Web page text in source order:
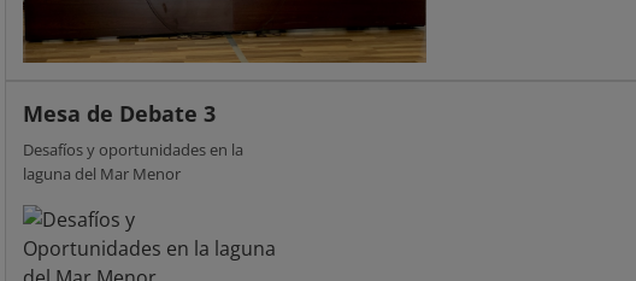
Mesa de Debate 3
Desafíos y oportunidades en la
laguna del Mar Menor